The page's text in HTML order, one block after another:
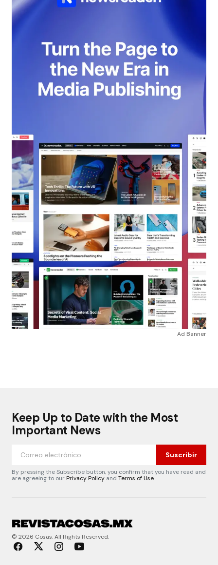
Ad Banner
Keep Up to Date with the Most
Important News
Suscribir
By pressing the Subscribe button, you confirm that you have read and
are agreeing to ourPrivacy Policy and Terms of Use
© 2026 Cosas. All Rights Reserved.